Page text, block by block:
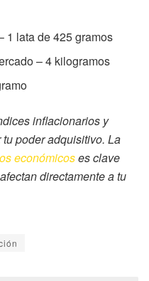
1 lata de 425 gramos
– 4 kilogramos
inflacionarios y
poder adquisitivo. La
económicoses clave
directamente a tu